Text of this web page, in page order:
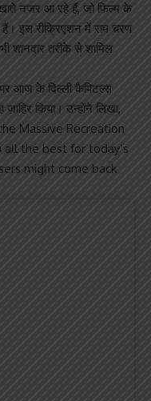
नजर आ रहे हैं, जो फिल्म के
इस रीक्रिएशन में राम चरण
शानदार तरीके से शामिल
आज के दिल्ली कैपिटल्स
किया। उन्होंने लिखा,
Massive Recreation
all the best for today’s
might come back